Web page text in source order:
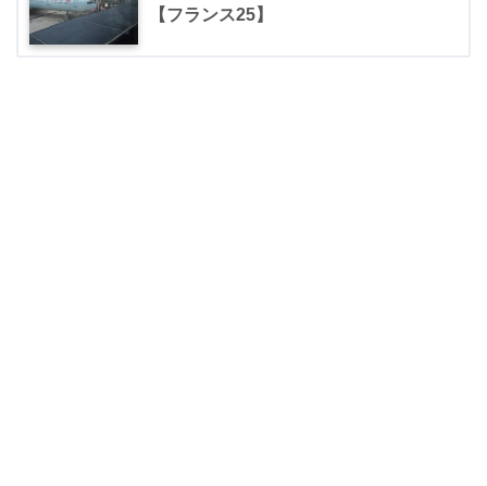
【フランス25】